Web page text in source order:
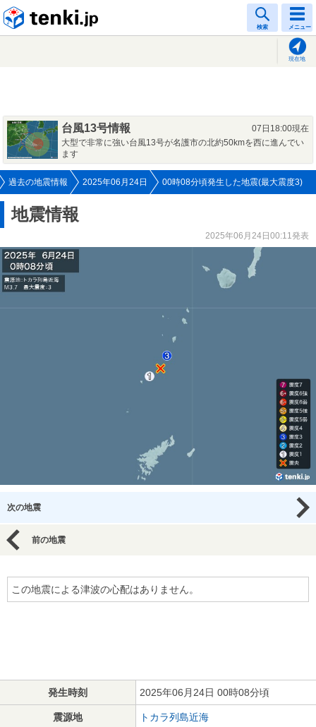
検索 メニュー
現在地
台風13号情報
07日18:00現在
大型で非常に強い台風13号が名護市の北約50kmを西に進んでい
ます
過去の地震情報 2025年06月24日 00時08分頃発生した地震(最大震度3)
地震情報
2025年06月24日00:11発表
次の地震
前の地震
この地震による津波の心配はありません。
発生時刻 2025年06月24日 00時08分頃
震源地 トカラ列島近海